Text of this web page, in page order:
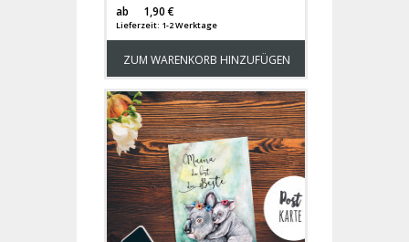
ab
1,90 €
Lieferzeit: 1-2 Werktage
ZUM WARENKORB HINZUFÜGEN